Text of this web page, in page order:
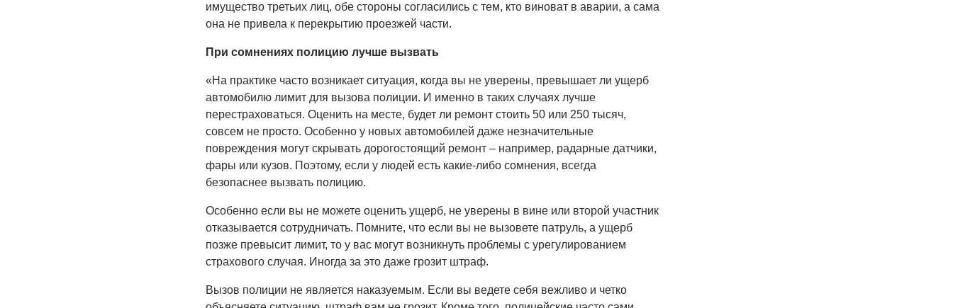
имущество третьих лиц, обе стороны согласились с тем, кто виноват в аварии, а сама
она не привела к перекрытию проезжей части.
При сомнениях полицию лучше вызвать
«На практике часто возникает ситуация, когда вы не уверены, превышает ли ущерб
автомобилю лимит для вызова полиции. И именно в таких случаях лучше
перестраховаться. Оценить на месте, будет ли ремонт стоить 50 или 250 тысяч,
совсем не просто. Особенно у новых автомобилей даже незначительные
повреждения могут скрывать дорогостоящий ремонт – например, радарные датчики,
фары или кузов. Поэтому, если у людей есть какие-либо сомнения, всегда
безопаснее вызвать полицию.
Особенно если вы не можете оценить ущерб, не уверены в вине или второй участник
отказывается сотрудничать. Помните, что если вы не вызовете патруль, а ущерб
позже превысит лимит, то у вас могут возникнуть проблемы с урегулированием
страхового случая. Иногда за это даже грозит штраф.
Вызов полиции не является наказуемым. Если вы ведете себя вежливо и четко